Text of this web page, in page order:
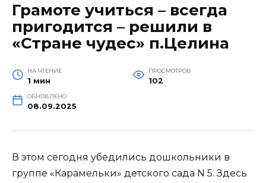
Грамоте учиться – всегда
пригодится – решили в
«Стране чудес» п.Целина
НА ЧТЕНИЕ
1 мин
ПРОСМОТРОВ
102
ОБНОВЛЕНО
08.09.2025
В этом сегодня убедились дошкольники в
группе «Карамельки» детского сада N 5. Здесь